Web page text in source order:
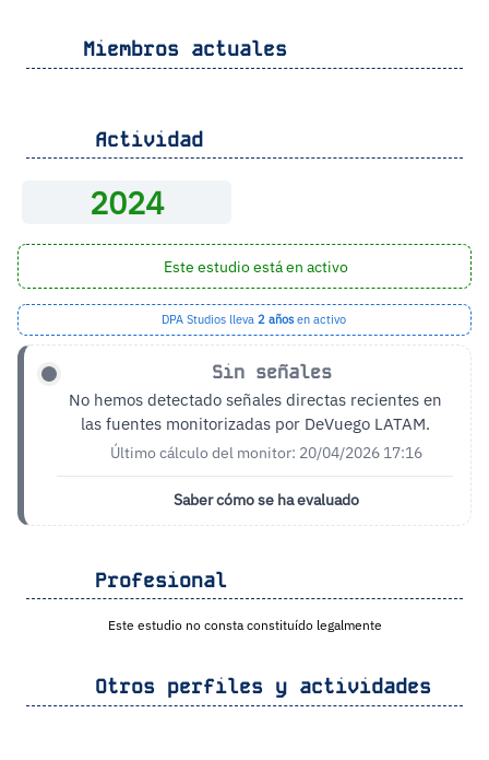
Miembros actuales
Actividad
2024
Este estudio está en activo
DPA Studios lleva 2 años en activo
Sin señales
No hemos detectado señales directas recientes en
las fuentes monitorizadas por DeVuego LATAM.
Último cálculo del monitor: 20/04/2026 17:16
Saber cómo se ha evaluado
Profesional
Este estudio no consta constituído legalmente
Otros perfiles y actividades